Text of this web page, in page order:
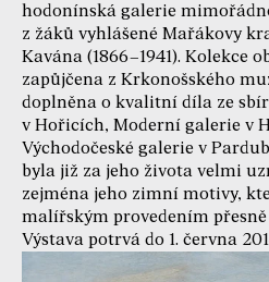
hodonínská galerie
z žáků vyhlášené Mařákovy
Kavána (1866–1941). Kolekce
zapůjčena z Krkonošského
doplněna o kvalitní díla ze
v Hořicích, Moderní galerie v
Východočeské galerie v
byla již za jeho života velmi
zejména jeho zimní motivy,
malířským provedením
Výstava potrvá do 1. června